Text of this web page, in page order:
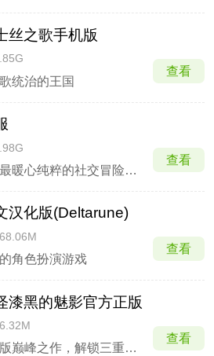
丝之歌手机版
统治的王国
查看
开启一段最暖心纯粹的社交冒险体验
查看
汉化版(Deltarune)
角色扮演游戏
查看
漆黑的魅影官方正版
宝可梦改版巅峰之作，解锁三重平宇宙冒险
查看